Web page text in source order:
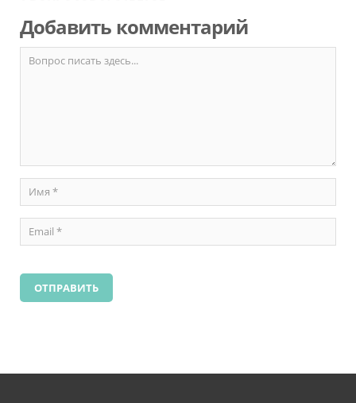
Добавить комментарий